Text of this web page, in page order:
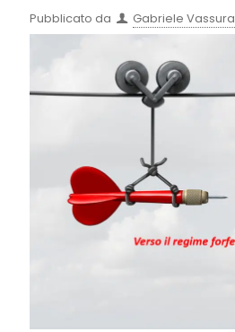
Pubblicato da Gabriele Vassura